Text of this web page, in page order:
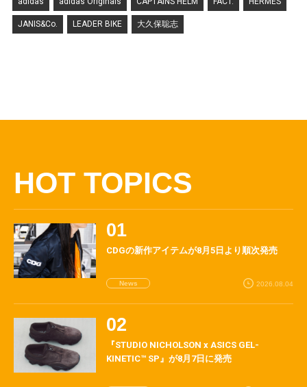
JANIS&Co. LEADER BIKE 大久保聡志
HOT TOPICS
CDGの新作アイテムが8月5日より順次発売
News 2026.08.04
『STUDIO NICHOLSON x ASICS GEL-
KINETIC™ SP』が8月7日に発売